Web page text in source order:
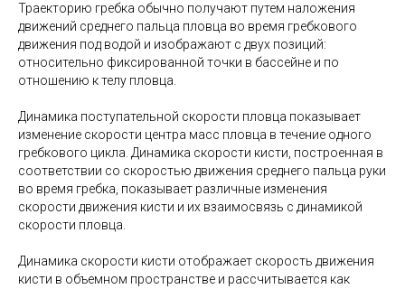
Траекторию гребка обычно получают путем наложения
движений среднего пальца пловца во время гребкового
движения под водой и изображают с двух позиций:
относительно фиксированной точки в бассейне и по
отношению к телу пловца.
Динамика поступательной скорости пловца показывает
изменение скорости центра масс пловца в течение одного
гребкового цикла. Динамика скорости кисти, построенная в
соответствии со скоростью движения среднего пальца руки
во время гребка, показывает различные изменения
скорости движения кисти и их взаимосвязь с динамикой
скорости пловца.
Динамика скорости кисти отображает скорость движения
кисти в объемном пространстве и рассчитывается как